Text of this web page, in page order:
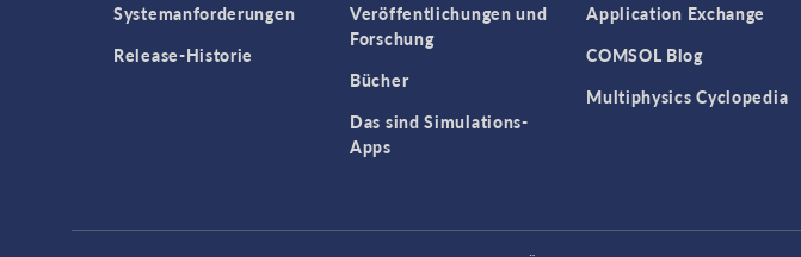
Systemanforderungen
Release-Historie
Veröffentlichungen und
Forschung
Bücher
Das sind Simulations-
Apps
Application Exchange
COMSOL Blog
Multiphysics Cyclopedia